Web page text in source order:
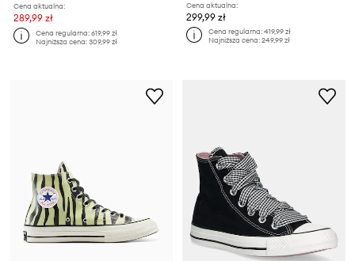
Cena aktualna:
289,99 zł
Cena regularna:619,99 zł
Najniższa cena:309,99 zł
Cena aktualna:
299,99 zł
Cena regularna:419,99 zł
Najniższa cena:249,99 zł